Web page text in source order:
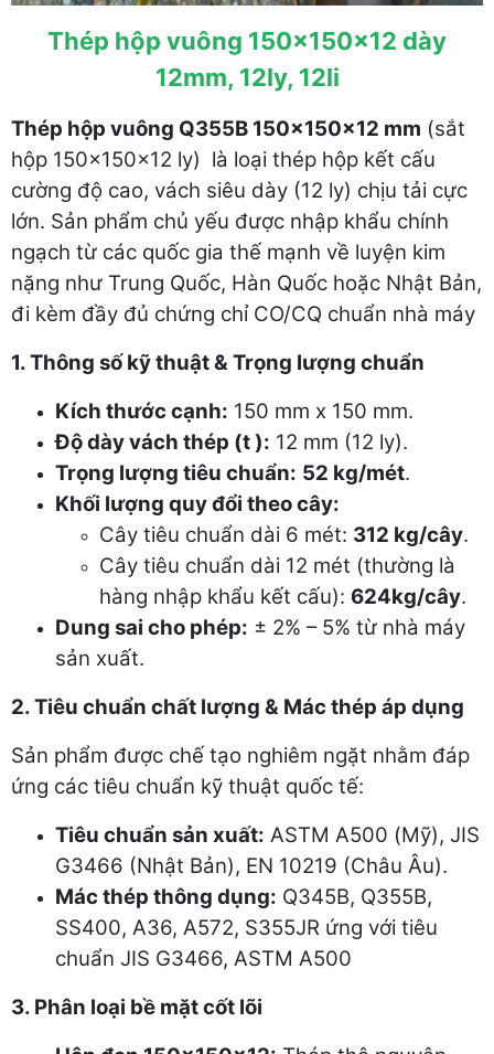
Thép hộp vuông 150x150x12 dày
12mm, 12ly, 12li
Thép hộp vuông Q355B 150x150x12 mm (sắt
hộp 150x150x12 ly) là loại thép hộp kết cấu
cường độ cao, vách siêu dày (12 ly) chịu tải cực
lớn. Sản phẩm chủ yếu được nhập khẩu chính
ngạch từ các quốc gia thế mạnh về luyện kim
nặng như Trung Quốc, Hàn Quốc hoặc Nhật Bản,
đi kèm đầy đủ chứng chỉ CO/CQ chuẩn nhà máy
1. Thông số kỹ thuật & Trọng lượng chuẩn
Kích thước cạnh: 150 mm x 150 mm.
Độ dày vách thép (t ): 12 mm (12 ly).
Trọng lượng tiêu chuẩn: 52 kg/mét.
Khối lượng quy đổi theo cây:
Cây tiêu chuẩn dài 6 mét: 312 kg/cây.
Cây tiêu chuẩn dài 12 mét (thường là
hàng nhập khẩu kết cấu): 624kg/cây.
Dung sai cho phép: ± 2% – 5% từ nhà máy
sản xuất.
2. Tiêu chuẩn chất lượng & Mác thép áp dụng
Sản phẩm được chế tạo nghiêm ngặt nhằm đáp
ứng các tiêu chuẩn kỹ thuật quốc tế:
Tiêu chuẩn sản xuất: ASTM A500 (Mỹ), JIS
G3466 (Nhật Bản), EN 10219 (Châu Âu).
Mác thép thông dụng: Q345B, Q355B,
SS400, A36, A572, S355JR ứng với tiêu
chuẩn JIS G3466, ASTM A500
3. Phân loại bề mặt cốt lõi